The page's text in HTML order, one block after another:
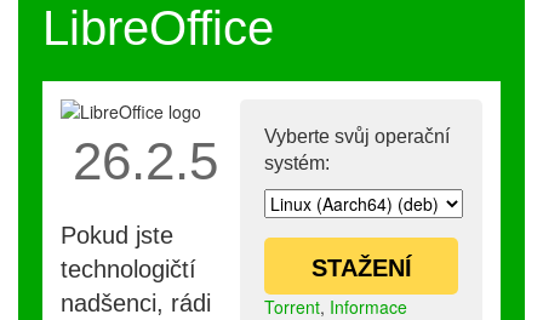
LibreOffice
Vyberte svůj operační
systém:
STAŽENÍ
Torrent, Informace
26.2.5
Pokud jste
technologičtí
nadšenci, rádi